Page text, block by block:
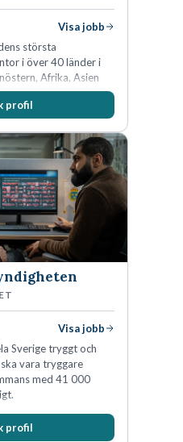
Visa jobb
största
i över 40 länder i
Afrika, Asien
inom
och vi har några
kontor i Stockholm,
och Helsingfors kan vi
klienter en unik,
nordisk
centrala Stockholm är
profil
Visa jobb
Sverige tryggt och
vara tryggare
med 41 000
profil